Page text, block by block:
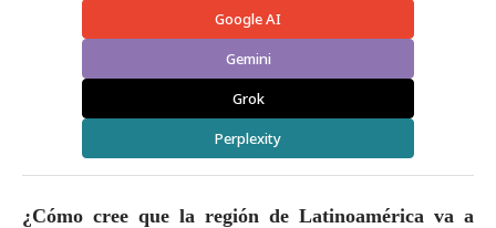
Google AI
Gemini
Grok
Perplexity
¿Cómo cree que la región de Latinoamérica va a